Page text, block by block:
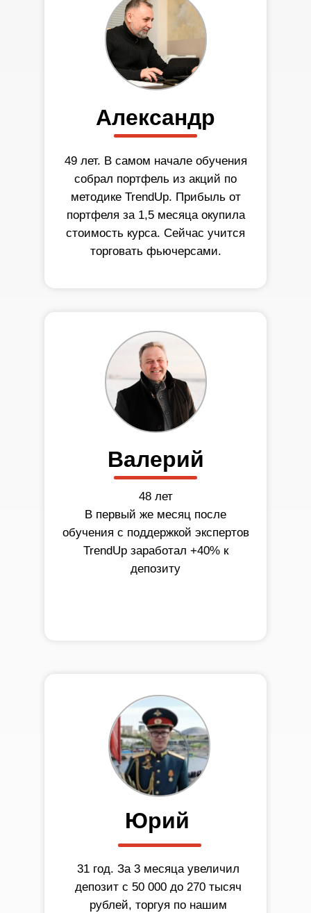
Юрий
31 год. За 3 месяца увеличил
депозит с 50 000 до 270 тысяч
рублей, торгуя по нашим
Александр
49 лет. В самом начале обучения
собрал портфель из акций по
методике TrendUp. Прибыль от
портфеля за 1,5 месяца окупила
стоимость курса. Сейчас учится
торговать фьючерсами.
Валерий
48 лет
В первый же месяц после
обучения с поддержкой экспертов
TrendUp заработал +40% к
депозиту